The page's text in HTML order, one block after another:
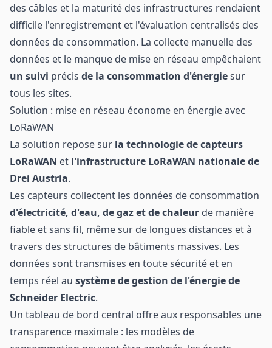
des câbles et la maturité des infrastructures rendaient
difficile l'enregistrement et l'évaluation centralisés des
données de consommation. La collecte manuelle des
données et le manque de mise en réseau empêchaient
un suivi précis de la consommation d'énergiesur
tous les sites.
Solution : mise en réseau économe en énergie avec
LoRaWAN
La solution repose sur la technologie de capteurs
LoRaWAN et l'infrastructure LoRaWAN nationale de
Drei Austria.
Les capteurs collectent les données de consommation
d'électricité, d'eau, de gaz et de chaleur de manière
fiable et sans fil, même sur de longues distances et à
travers des structures de bâtiments massives. Les
données sont transmises en toute sécurité et en
temps réel au système de gestion de l'énergie de
Schneider Electric.
Un tableau de bord central offre aux responsables une
transparence maximale : les modèles de